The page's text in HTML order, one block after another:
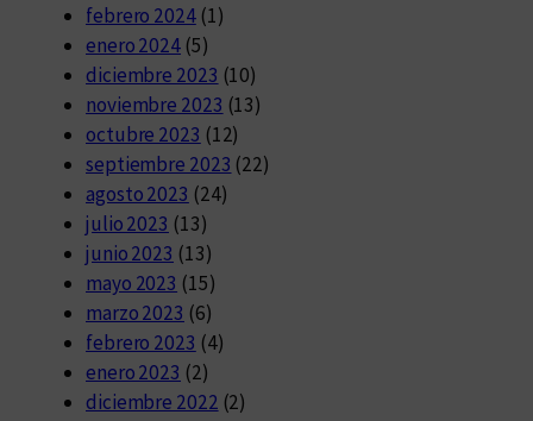
febrero 2024(1)
enero 2024 (5)
diciembre 2023 (10)
noviembre 2023 (13)
octubre 2023 (12)
septiembre 2023 (22)
agosto 2023 (24)
julio 2023 (13)
junio 2023 (13)
mayo 2023 (15)
marzo 2023 (6)
febrero 2023 (4)
enero 2023 (2)
diciembre 2022 (2)